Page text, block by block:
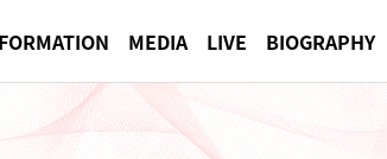
MEDIA LIVE BIOGRAPHY